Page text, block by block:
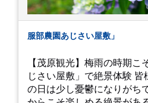
服部農園あじさい屋敷」
【茂原観光】梅雨の時期こ
じさい屋敷」で絶景体験
の日は少し憂鬱になりがち